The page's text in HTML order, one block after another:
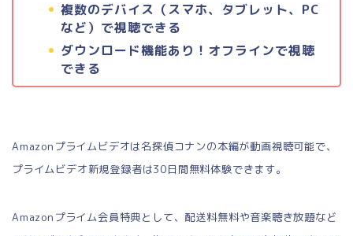
複数のデバイス（スマホ、タブレット、PC
など）で視聴できる
ダウンロード機能あり！オフラインで視聴
できる
Amazonプライムビデオは名探偵コナンの本編が動画視聴可能で、
プライムビデオ新規登録者は30日間無料体験できます。
Amazonプライム会員特典として、配送料無料や音楽聴き放題など